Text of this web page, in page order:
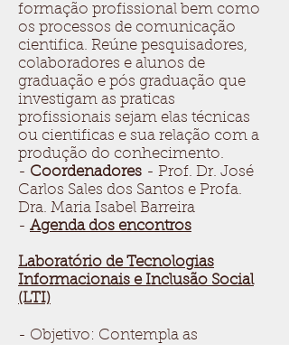
formação profissional bem como
os processos de comunicação
cientifica. Reúne pesquisadores,
colaboradores e alunos de
graduação e pós graduação que
investigam as praticas
profissionais sejam elas técnicas
ou cientificas e sua relação com a
produção do conhecimento.
- Coordenadores - Prof. Dr. José
Carlos Sales dos Santos e Profa.
Dra. Maria Isabel Barreira
- Agenda dos encontros
Laboratório de Tecnologias
Informacionais e Inclusão Social
(LTI)
- Objetivo: Contempla as